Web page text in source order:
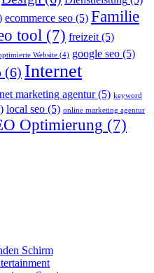
ecommerce seo (5) Familie
tool (7) freizeit (5)
Website (4) google seo (5)
(6) Internet
marketing agentur(5) keyword
local seo (5) online marketing agentur
Optimierung (7)
Schirm